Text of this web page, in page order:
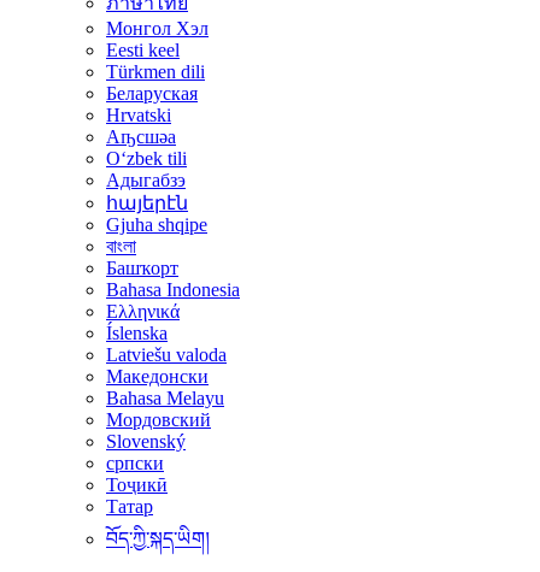
Монгол Хэл
Eesti keel
Türkmen dili
Беларуская
Hrvatski
Аҧсшәа
Oʻzbek tili
Адыгабзэ
հայերէն
Gjuha shqipe
বাংলা
Башҡорт
Bahasa Indonesia
Ελληνικά
Íslenska
Latviešu valoda
Македонски
Bahasa Melayu
Мордовский
Slovenský
српски
Тоҷикӣ
Татар
བོད་ཀྱི་སྐད་ཡིག།